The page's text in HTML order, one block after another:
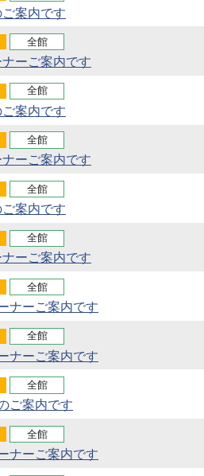
案内です
全館
ーご案内です
全館
案内です
全館
ーご案内です
全館
案内です
全館
ーご案内です
全館
ナーご案内です
全館
ナーご案内です
全館
ご案内です
全館
ナーご案内です